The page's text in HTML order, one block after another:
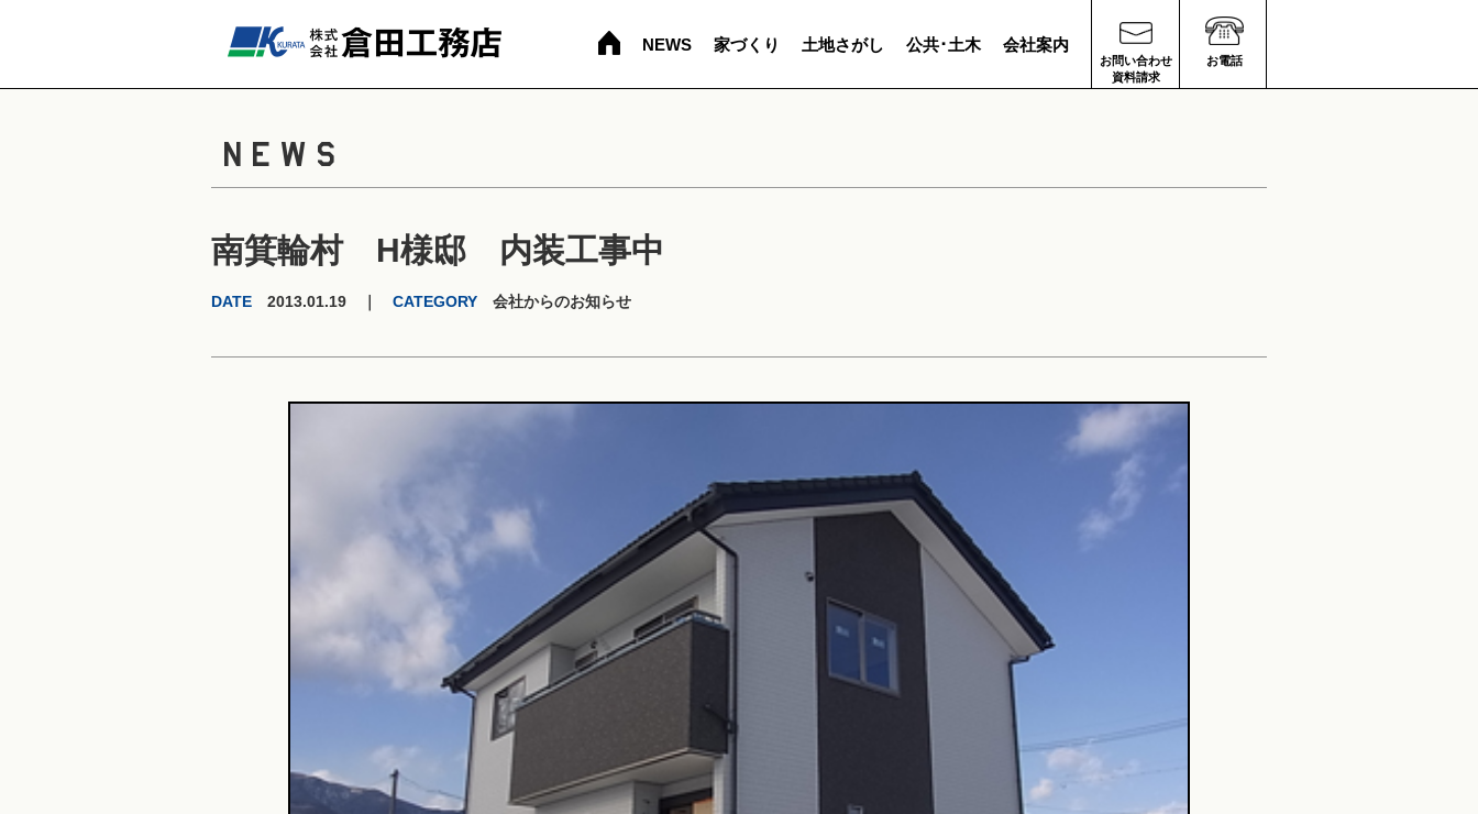
NEWS 家づくり 土地さがし 公共･土木 会社案内
お問い合わせ
資料請求
お電話
NEWS
南箕輪村 H様邸 内装工事中
DATE 2013.01.19 ｜ CATEGORY 会社からのお知らせ